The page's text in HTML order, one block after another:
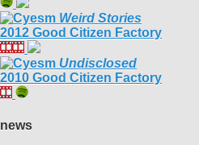
Weird Stories
2012 Good Citizen Factory
Undisclosed
2010 Good Citizen Factory
news